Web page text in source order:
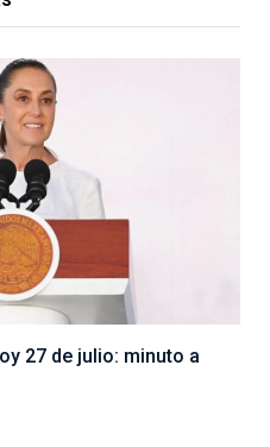
27 de julio: minuto a